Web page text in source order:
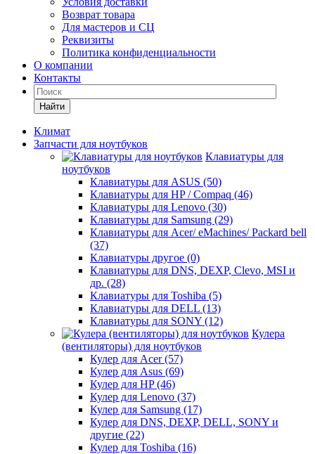
Возврат товара
Для мастеров и СЦ
Реквизиты
Политика конфиденциальности
О компании
Контакты
Найти
Климат
Запчасти для ноутбуков
Клавиатуры для
ноутбуков
Клавиатуры для ASUS (50)
Клавиатуры для HP / Compaq (46)
Клавиатуры для Lenovo (30)
Клавиатуры для Samsung (29)
Клавиатуры для Acer/ eMachines/ Packard bell
(37)
Клавиатуры другое (0)
Клавиатуры для DNS, DEXP, Clevo, MSI и
др. (28)
Клавиатуры для Toshiba (5)
Клавиатуры для DELL (13)
Клавиатуры для SONY (12)
Кулера
(вентиляторы) для ноутбуков
Кулер для Acer (57)
Кулер для Asus (69)
Кулер для HP (46)
Кулер для Lenovo (37)
Кулер для Samsung (17)
Кулер для DNS, DEXP, DELL, SONY и
другие (22)
Кулер для Toshiba (16)